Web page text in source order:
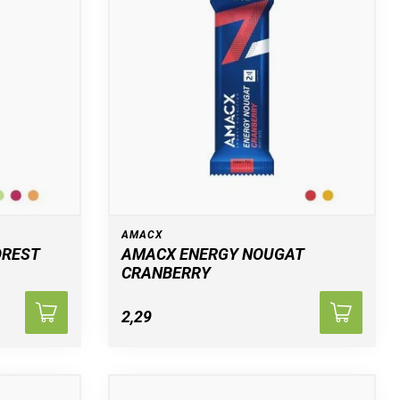
AMACX
AMACX ENERGY NOUGAT
CRANBERRY
2,29